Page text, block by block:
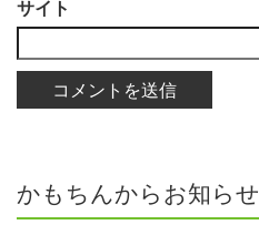
サイト
かもちんからお知らせ